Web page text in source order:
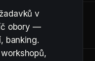
v
obory —
banking.